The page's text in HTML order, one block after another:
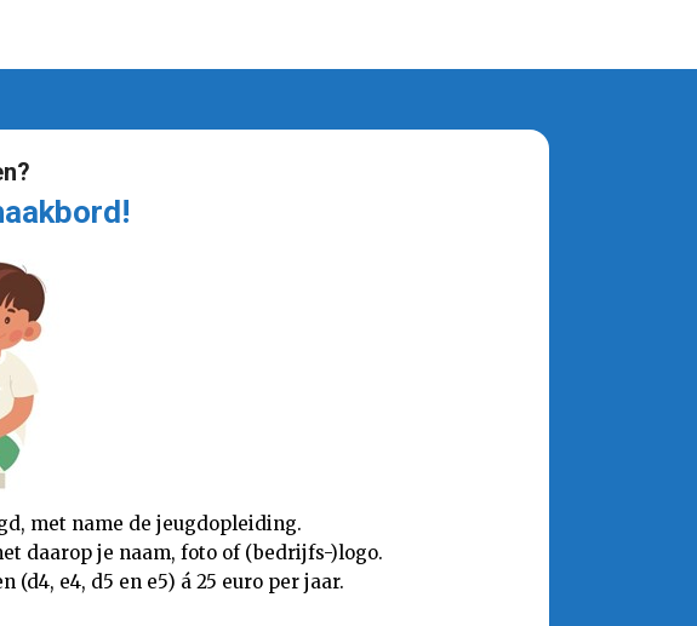
met name de jeugdopleiding.
daarop je naam, foto of (bedrijfs-)logo.
e4, d5 en e5) á 25 euro per jaar.